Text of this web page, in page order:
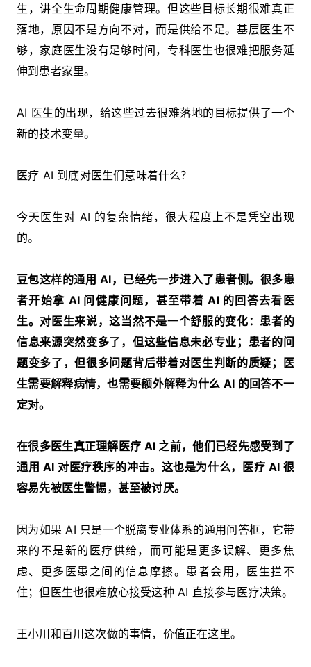
生，讲全生命周期健康管理。但这些目标长期很难真正
落地，原因不是方向不对，而是供给不足。基层医生不
够，家庭医生没有足够时间，专科医生也很难把服务延
伸到患者家里。
AI 医生的出现，给这些过去很难落地的目标提供了一个
新的技术变量。
医疗 AI 到底对医生们意味着什么？
今天医生对 AI 的复杂情绪，很大程度上不是凭空出现
的。
豆包这样的通用 AI，已经先一步进入了患者侧。很多患
者开始拿 AI 问健康问题，甚至带着 AI 的回答去看医
生。对医生来说，这当然不是一个舒服的变化：患者的
信息来源突然变多了，但这些信息未必专业；患者的问
题变多了，但很多问题背后带着对医生判断的质疑；医
生需要解释病情，也需要额外解释为什么 AI 的回答不一
定对。
在很多医生真正理解医疗 AI 之前，他们已经先感受到了
通用 AI 对医疗秩序的冲击。这也是为什么，医疗 AI 很
容易先被医生警惕，甚至被讨厌。
因为如果 AI 只是一个脱离专业体系的通用问答框，它带
来的不是新的医疗供给，而可能是更多误解、更多焦
虑、更多医患之间的信息摩擦。患者会用，医生拦不
住；但医生也很难放心接受这种 AI 直接参与医疗决策。
王小川和百川这次做的事情，价值正在这里。